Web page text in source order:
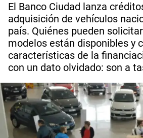
El Banco Ciudad lanza
adquisición de vehículos
país. Quiénes pueden
modelos están disponibles y
características de la
con un dato olvidado: son a